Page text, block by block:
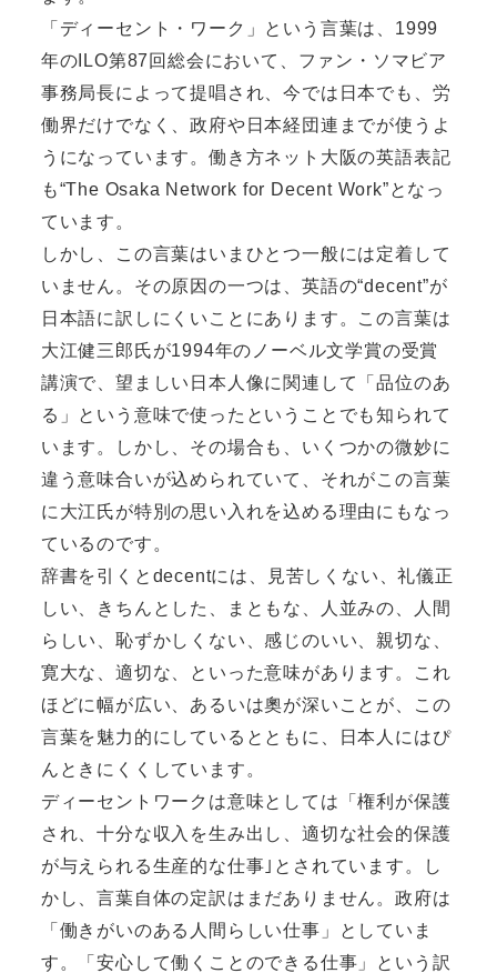
「ディーセント・ワーク」という言葉は、1999
年のILO第87回総会において、ファン・ソマビア
事務局長によって提唱され、今では日本でも、労
働界だけでなく、政府や日本経団連までが使うよ
うになっています。働き方ネット大阪の英語表記
も“The Osaka Network for Decent Work”となっ
ています。
しかし、この言葉はいまひとつ一般には定着して
いません。その原因の一つは、英語の“decent”が
日本語に訳しにくいことにあります。この言葉は
大江健三郎氏が1994年のノーベル文学賞の受賞
講演で、望ましい日本人像に関連して「品位のあ
る」という意味で使ったということでも知られて
います。しかし、その場合も、いくつかの微妙に
違う意味合いが込められていて、それがこの言葉
に大江氏が特別の思い入れを込める理由にもなっ
ているのです。
辞書を引くとdecentには、見苦しくない、礼儀正
しい、きちんとした、まともな、人並みの、人間
らしい、恥ずかしくない、感じのいい、親切な、
寛大な、適切な、といった意味があります。これ
ほどに幅が広い、あるいは奧が深いことが、この
言葉を魅力的にしているとともに、日本人にはぴ
んときにくくしています。
ディーセントワークは意味としては「権利が保護
され、十分な収入を生み出し、適切な社会的保護
が与えられる生産的な仕事｣とされています。し
かし、言葉自体の定訳はまだありません。政府は
「働きがいのある人間らしい仕事」としていま
す。「安心して働くことのできる仕事」という訳